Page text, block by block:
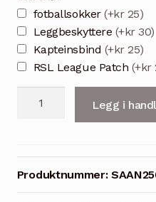
fotballsokker(+kr 25)
Leggbeskyttere (+kr 30)
Kapteinsbind (+kr 25)
RSL League Patch (+kr
Legg i
Produktnummer: